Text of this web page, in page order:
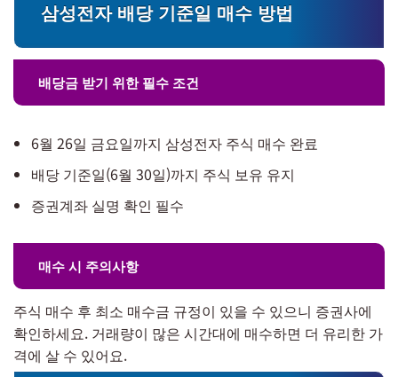
삼성전자 배당 기준일 매수 방법
배당금 받기 위한 필수 조건
6월 26일 금요일까지 삼성전자 주식 매수 완료
배당 기준일(6월 30일)까지 주식 보유 유지
증권계좌 실명 확인 필수
매수 시 주의사항
주식 매수 후 최소 매수금 규정이 있을 수 있으니 증권사에
확인하세요. 거래량이 많은 시간대에 매수하면 더 유리한 가
격에 살 수 있어요.